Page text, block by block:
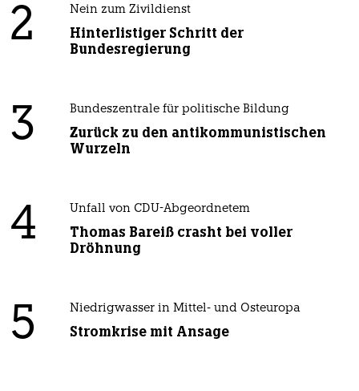
2 Nein zum Zivildienst
Hinterlistiger Schritt der
Bundesregierung
3 Bundeszentrale für politische Bildung
Zurück zu den antikommunistischen
Wurzeln
4 Unfall von CDU-Abgeordnetem
Thomas Bareiß crasht bei voller
Dröhnung
5 Niedrigwasser in Mittel- und Osteuropa
Stromkrise mit Ansage